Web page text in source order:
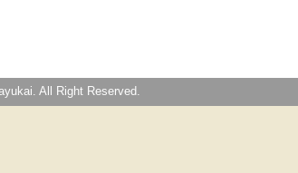
All Right Reserved.